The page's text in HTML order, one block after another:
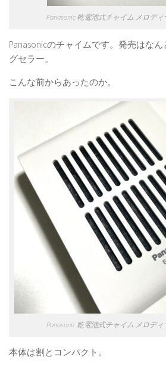
Panasonic 乾電池式チャイム メロディ
Panasonicのチャイムです。発売はなん
グセラー。
こんな前からあったのか。
Panasonic 乾電池式チャイム メロディ
本体は割とコンパクト。